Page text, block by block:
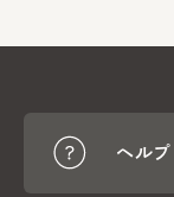
ヘルプ